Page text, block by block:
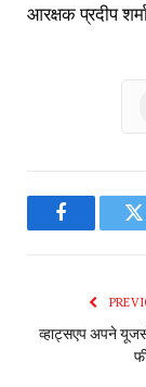
आरक्षक प्रदीप
Facebook
व्हाट्सएप अपने